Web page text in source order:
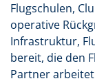
Flugschulen,
operative
Infrastruktur,
bereit, die den
Partner